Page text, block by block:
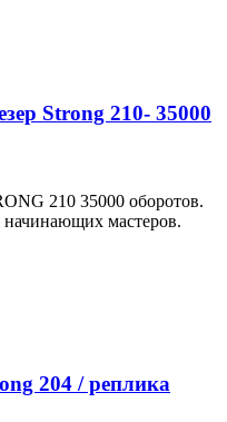
Strong 210- 35000
210 35000 оборотов.
мастеров.
204 / реплика